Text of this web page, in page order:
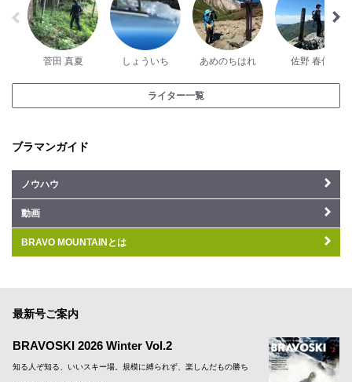
菅田 真夏 しょういち あめのちはれ 佐野 春佳
ライター一覧
ブラマンガイド
ノウハウ
動画
BRAVO MOUNTAINとは
最新号ご案内
BRAVOSKI 2026 Winter Vol.2
知る人ぞ知る、いいスキー場。規模に縛られず、楽しんだもの勝ち